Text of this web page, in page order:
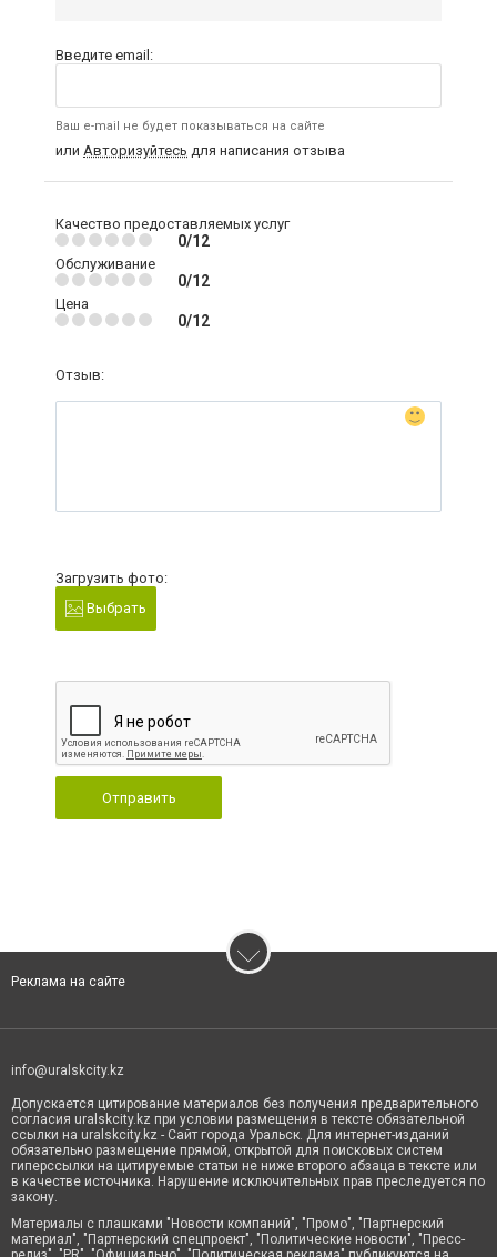
Введите email:
Ваш e-mail не будет показываться на сайте
или Авторизуйтесь для написания отзыва
Качество предоставляемых услуг
0/12
Обслуживание
0/12
Цена
0/12
Отзыв:
Загрузить фото:
Выбрать
Отправить
Реклама на сайте
info@uralskcity.kz
Допускается цитирование материалов без получения предварительного
согласия uralskcity.kz при условии размещения в тексте обязательной
ссылки на uralskcity.kz - Сайт города Уральск. Для интернет-изданий
обязательно размещение прямой, открытой для поисковых систем
гиперссылки на цитируемые статьи не ниже второго абзаца в тексте или
в качестве источника. Нарушение исключительных прав преследуется по
закону.
Материалы с плашками "Новости компаний", "Промо", "Партнерский
материал", "Партнерский спецпроект", "Политические новости", "Пресс-